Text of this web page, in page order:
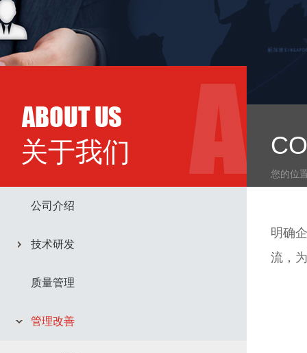
关于我们
公司介绍
技术研发
质量管理
管理改善
您的位
明确
流，